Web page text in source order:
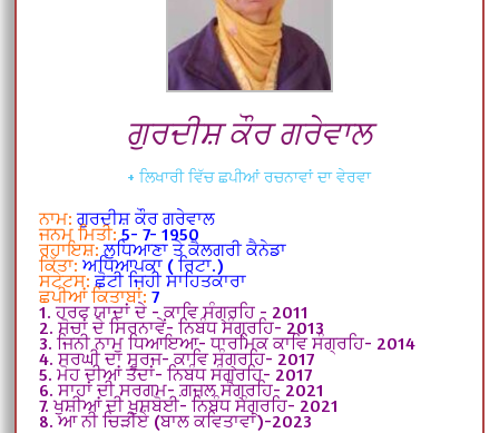
ਗੁਰਦੀਸ਼ ਕੌਰ ਗਰੇਵਾਲ
+ ਲਿਖਾਰੀ ਵਿੱਚ ਛਪੀਆਂ ਰਚਨਾਵਾਂ ਦਾ ਵੇਰਵਾ
ਨਾਮ: ਗੁਰਦੀਸ਼ ਕੌਰ ਗਰੇਵਾਲ
ਜਨਮ ਮਿਤੀ: 5- 7- 1950
ਰਹਾਇਸ਼: ਲੁਧਿਆਣਾ ਤੇ ਕੈਲਗਰੀ ਕੈਨੇਡਾ
ਕਿੱਤਾ: ਅਧਿਆਪਕਾ ( ਰਿਟਾ.)
ਸਟੇਟਸ: ਛੋਟੀ ਜਿਹੀ ਸਾਹਿਤਕਾਰਾ
ਛਪੀਆਂ ਕਿਤਾਬਾਂ: 7
1. ਹਰਫ ਯਾਦਾਂ ਦੇ - ਕਾਵਿ ਸੰਗ੍ਰਹਿ - 2011
2. ਸੋਚਾਂ ਦੇ ਸਿਰਨਾਵੇਂ- ਨਿਬੰਧ ਸੰਗ੍ਰਹਿ- 2013
3. ਜਿਨੀ ਨਾਮੁ ਧਿਆਇਆ- ਧਾਰਮਿਕ ਕਾਵਿ ਸੰਗ੍ਰਹਿ- 2014
4. ਸਰਘੀ ਦਾ ਸੂਰਜ- ਕਾਵਿ ਸੰਗ੍ਰਹਿ- 2017
5. ਮੋਹ ਦੀਆਂ ਤੰਦਾਂ- ਨਿਬੰਧ ਸੰਗ੍ਰਹਿ- 2017
6. ਸਾਹਾਂ ਦੀ ਸਰਗਮ- ਗ਼ਜ਼ਲ ਸੰਗ੍ਰਹਿ- 2021
7. ਖੁਸ਼ੀਆਂ ਦੀ ਖੁਸ਼ਬੋਈ- ਨਿਬੰਧ ਸੰਗ੍ਰਹਿ- 2021
8. ਆ ਨੀ ਚਿੜੀਏ (ਬਾਲ ਕਵਿਤਾਵਾਂ)-2023